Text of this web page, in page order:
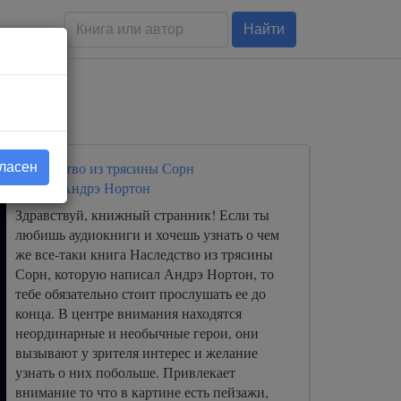
Найти
Наследство из трясины Сорн
Автор:
Андрэ Нортон
Здравствуй, книжный странник! Если ты
любишь аудиокниги и хочешь узнать о чем
же все-таки книга Наследство из трясины
Сорн, которую написал Андрэ Нортон, то
тебе обязательно стоит прослушать ее до
конца. В центре внимания находятся
неординарные и необычные герои, они
вызывают у зрителя интерес и желание
узнать о них побольше. Привлекает
внимание то что в картине есть пейзажи,